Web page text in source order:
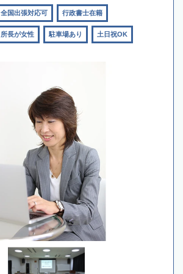
全国出張対応可 行政書士在籍
所長が女性 駐車場あり 土日祝OK